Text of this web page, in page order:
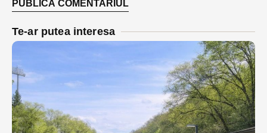
Te-ar putea interesa